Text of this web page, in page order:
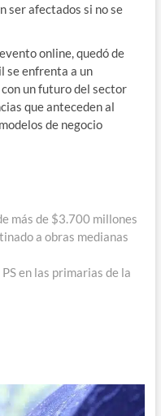
ser afectados si no se
online, quedó de
se enfrenta a un
un futuro del sector
que anteceden al
de negocio
más de $3.700 millones
a obras medianas
en las primarias de la